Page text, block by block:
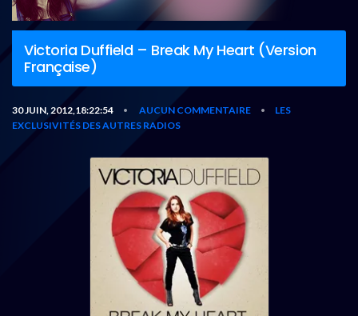
Victoria Duffield – Break My Heart (Version
Française)
30 JUIN, 2012,18:22:54 • AUCUN COMMENTAIRE •
LES
EXCLUSIVITÉS DES AUTRES RADIOS